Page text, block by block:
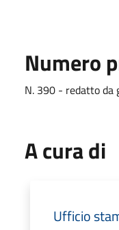
Numero
N. 390 - redatto da
A cura di
Ufficio